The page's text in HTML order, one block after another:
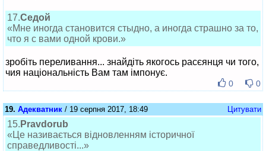
17.Седой
«Мне иногда становится стыдно, а иногда страшно за то,
что я с вами одной крови.»
зробіть переливання... знайдіть якогось расєянця чи того,
чия національність Вам там імпонує.
0 0
19. Адекватник / 19 серпня 2017, 18:49 Цитувати
15. Pravdorub
«Це називається відновленням історичної
справедливості...»